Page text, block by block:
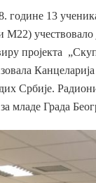
године 13
учествовало
пројекта
Србије.
младе Града